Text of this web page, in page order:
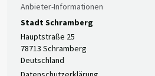
Anbieter-Informationen
Stadt Schramberg
Hauptstraße 25
78713 Schramberg
Deutschland